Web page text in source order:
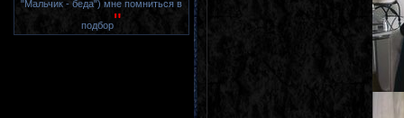
"Мальчик - беда") мне помниться в
подбор"